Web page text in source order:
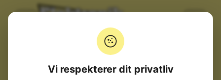
Vi respekterer dit privatliv